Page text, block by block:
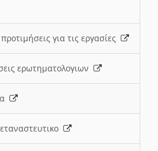
για τις εργασίες
ερωτηματολογιων